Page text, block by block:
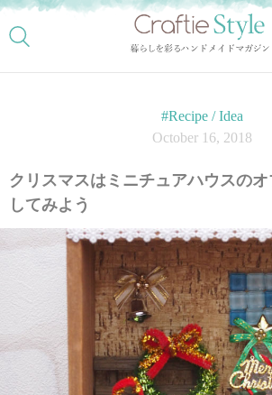
#Recipe / Idea
October 16, 2018
クリスマスはミニチュアハウスのオ
してみよう